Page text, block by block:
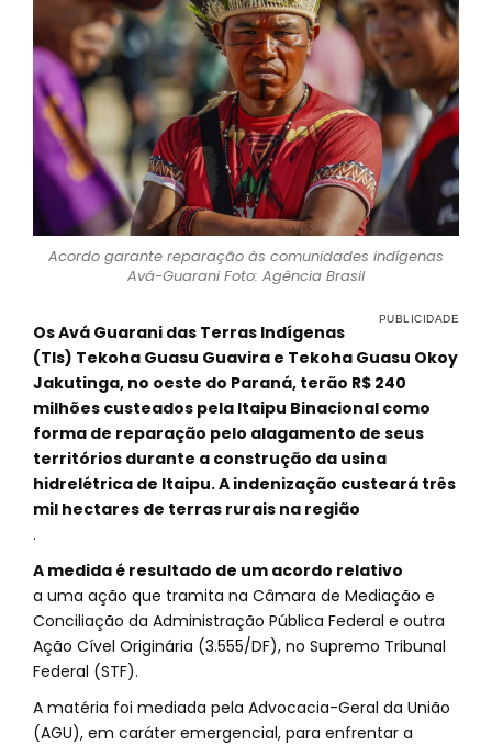
Acordo garante reparação às comunidades indígenas
Avá-Guarani Foto: Agência Brasil
Os Avá Guarani das Terras Indígenas
(TIs) Tekoha Guasu Guavira e Tekoha Guasu Okoy
Jakutinga, no oeste do Paraná, terão R$ 240
milhões custeados pela Itaipu Binacional como
forma de reparação pelo alagamento de seus
territórios durante a construção da usina
hidrelétrica de Itaipu. A indenização custeará três
mil hectares de terras rurais na região
.
A medida é resultado de um acordo relativo
a uma ação que tramita na Câmara de Mediação e
Conciliação da Administração Pública Federal e outra
Ação Cível Originária (3.555/DF), no Supremo Tribunal
Federal (STF).
A matéria foi mediada pela Advocacia-Geral da União
(AGU), em caráter emergencial, para enfrentar a